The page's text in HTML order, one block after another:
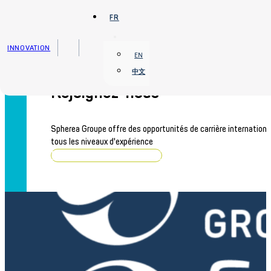
Passer au contenu principal Passer au pied de page
INNOVATION
FR
EN
中文
Rejoignez-nous
Spherea Groupe offre des opportunités de carrière
tous les niveaux d'expérience
Parcourir les offres d'emploi